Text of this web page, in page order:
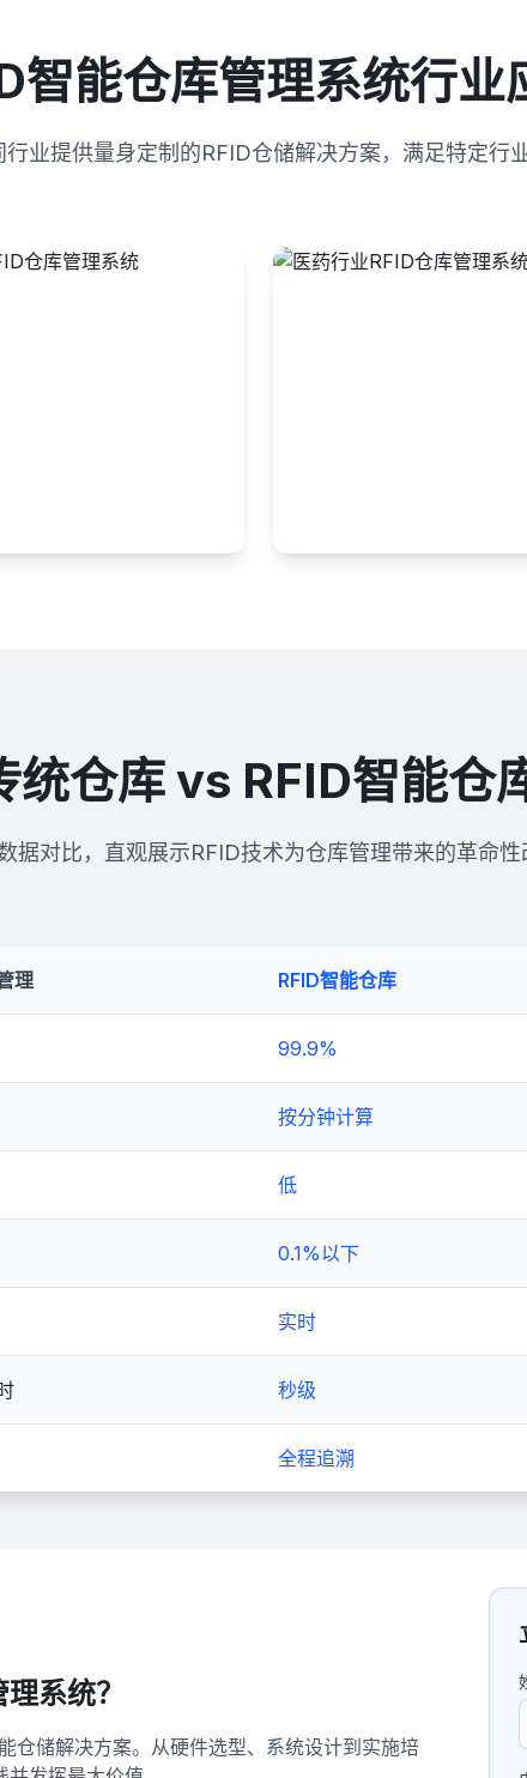
智能仓库管理系统行业
行业提供量身定制的RFID仓储解决方案，满足特定行
查看方案
统仓库 vs RFID智能仓
据对比，直观展示RFID技术为仓库管理带来的革命性
理 RFID智能仓库
99.9%
按分钟计算
低
0.1%以下
实时
秒级
全程追溯
系统？
仓储解决方案。从硬件选型、系统设计到实施培